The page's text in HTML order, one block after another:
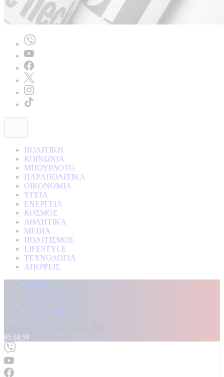
ΠΟΛΙΤΙΚΗ
ΚΟΙΝΩΝΙΑ
ΜΠΟΥΡΛΟΤΟ
ΠΑΡΑΠΟΛΙΤΙΚΑ
ΟΙΚΟΝΟΜΙΑ
ΥΓΕΙΑ
ΕΝΕΡΓΕΙΑ
ΚΟΣΜΟΣ
ΑΘΛΗΤΙΚΑ
MEDIA
ΠΟΛΙΤΙΣΜΟΣ
LIFESTYLE
ΤΕΧΝΟΛΟΓΙΑ
ΑΠΟΨΕΙΣ
Αρχική
Kontra Live
Καταγγελίες
Επικοινωνία
05:15:01